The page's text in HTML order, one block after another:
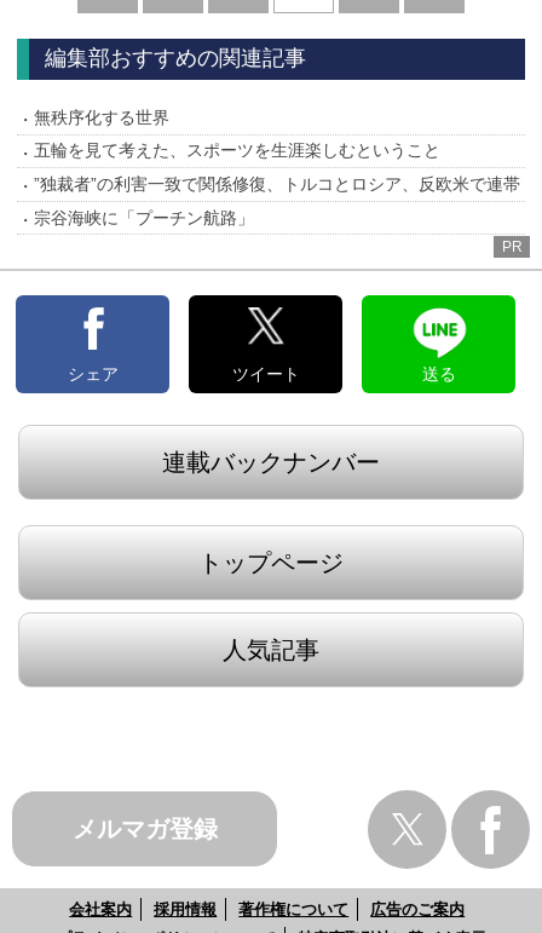
へ
へ
編集部おすすめの関連記事
無秩序化する世界
五輪を見て考えた、スポーツを生涯楽しむということ
”独裁者”の利害一致で関係修復、トルコとロシア、反欧米で連帯
宗谷海峡に「プーチン航路」
PR
シェア ツイート 送る
連載バックナンバー
トップページ
人気記事
メルマガ登録
会社案内 採用情報 著作権について
広告のご案内